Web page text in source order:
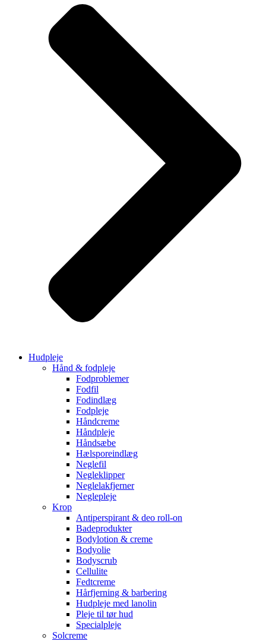
Hudpleje
Hånd & fodpleje
Fodproblemer
Fodfil
Fodindlæg
Fodpleje
Håndcreme
Håndpleje
Håndsæbe
Hælsporeindlæg
Neglefil
Negleklipper
Neglelakfjerner
Neglepleje
Krop
Antiperspirant & deo roll-on
Badeprodukter
Bodylotion & creme
Bodyolie
Bodyscrub
Cellulite
Fedtcreme
Hårfjerning & barbering
Hudpleje med lanolin
Pleje til tør hud
Specialpleje
Solcreme